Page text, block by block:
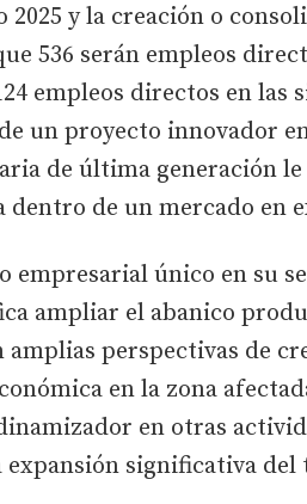
y la creación o
536 serán empleos
empleos directos en las
un proyecto innovador
de última generación
de un mercado en
empresarial único en su
ampliar el abanico
perspectivas de
en la zona
en otras
significativa del